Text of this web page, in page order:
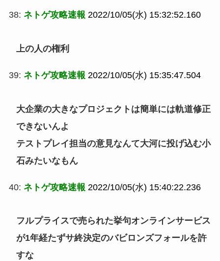
38: ネトゲ攻略速報 2022/10/05(水) 15:32:52.160
上の人の権利
39: ネトゲ攻略速報 2022/10/05(水) 15:35:47.504
大企業の大きなプロジェクトは簡単には軌道修正
できないんよ
テストプレイ担当の意見なんて大河に投げ込む小
石みたいなもん
40: ネトゲ攻略速報 2022/10/05(水) 15:40:22.236
フルプライスで売られた挙句オンラインサービス
が1年経たずサ終決定のバビロンズフォールを許
すな